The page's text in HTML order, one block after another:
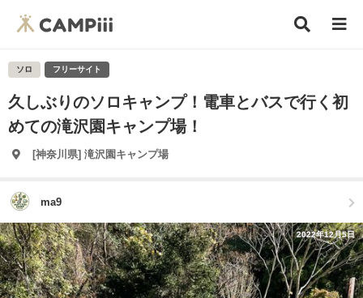
ソロ フリーサイト
久しぶりのソロキャンプ！電車とバスで行く初
めての滝沢園キャンプ場！
[神奈川県] 滝沢園キャンプ場
ma9
2022年12月5日